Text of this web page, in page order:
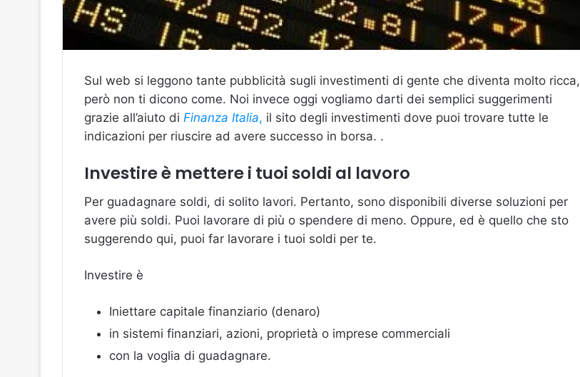
Sul web si leggono tante pubblicità sugli investimenti di gente che diventa molto ricca,
però non ti dicono come. Noi invece oggi vogliamo darti dei semplici suggerimenti
grazie all’aiuto di Finanza Italia, il sito degli investimenti dove puoi trovare tutte le
indicazioni per riuscire ad avere successo in borsa. .
Investire è mettere i tuoi soldi al lavoro
Per guadagnare soldi, di solito lavori. Pertanto, sono disponibili diverse soluzioni per
avere più soldi. Puoi lavorare di più o spendere di meno. Oppure, ed è quello che sto
suggerendo qui, puoi far lavorare i tuoi soldi per te.
Investire è
Iniettare capitale finanziario (denaro)
in sistemi finanziari, azioni, proprietà o imprese commerciali
con la voglia di guadagnare.